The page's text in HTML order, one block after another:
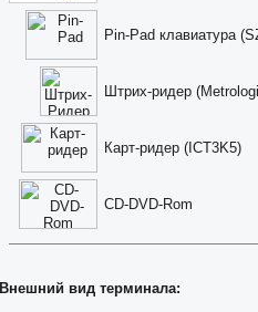
Pin-Pad клавиатура
Штрих-ридер
Карт-ридер (ICT3K5)
CD-DVD-Rom
Внешний вид терминала: